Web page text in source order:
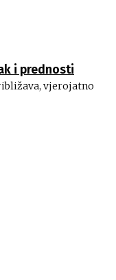
i prednosti
vjerojatno